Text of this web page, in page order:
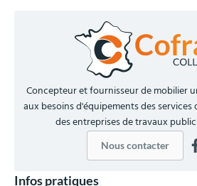
Concepteur et fournisseur de mobilier
aux besoins d'équipements des
des entreprises de travaux
Nous contacter
Infos pratiques